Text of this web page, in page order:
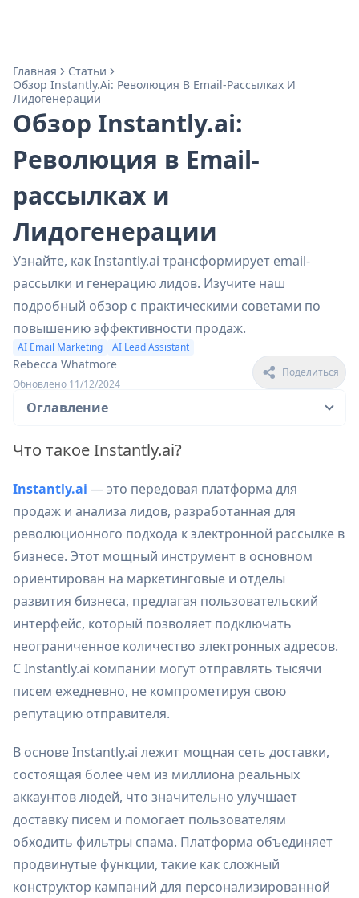
Главная
Статьи
Обзор Instantly.ai: Революция В Email-Рассылках И
Лидогенерации
Обзор Instantly.ai:
Революция в Email-
рассылках и
Лидогенерации
Узнайте, как Instantly.ai трансформирует email-
рассылки и генерацию лидов. Изучите наш
подробный обзор с практическими советами по
повышению эффективности продаж.
AI Email Marketing AI Lead Assistant
Rebecca Whatmore
Обновлено 11/12/2024
Поделиться
Оглавление
Что такое Instantly.ai?
Instantly.ai — это передовая платформа для
продаж и анализа лидов, разработанная для
революционного подхода к электронной рассылке в
бизнесе. Этот мощный инструмент в основном
ориентирован на маркетинговые и отделы
развития бизнеса, предлагая пользовательский
интерфейс, который позволяет подключать
неограниченное количество электронных адресов.
С Instantly.ai компании могут отправлять тысячи
писем ежедневно, не компрометируя свою
репутацию отправителя.
В основе Instantly.ai лежит мощная сеть доставки,
состоящая более чем из миллиона реальных
аккаунтов людей, что значительно улучшает
доставку писем и помогает пользователям
обходить фильтры спама. Платформа объединяет
продвинутые функции, такие как сложный
конструктор кампаний для персонализированной